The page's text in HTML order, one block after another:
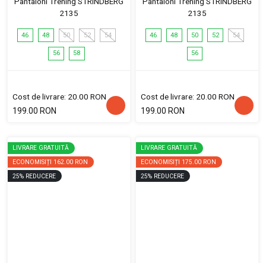
2135
46 48 50 52 54
56 58
Cost de livrare: 20.00 RON
199.00 RON
2135
46 48 50 52 54
56
Cost de livrare: 20.00 RON
199.00 RON
LIVRARE GRATUITĂ
ECONOMISIȚI 162.00 RON
25% REDUCERE
LIVRARE GRATUITĂ
ECONOMISIȚI 175.00 RON
25% REDUCERE